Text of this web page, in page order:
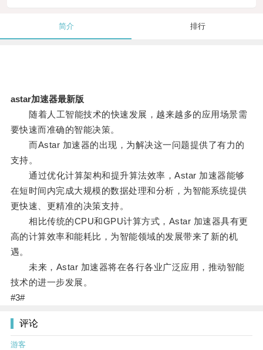
简介 排行
astar加速器最新版
随着人工智能技术的快速发展，越来越多的应用场景需
要快速而准确的智能决策。
而Astar 加速器的出现，为解决这一问题提供了有力的
支持。
通过优化计算架构和提升算法效率，Astar 加速器能够
在短时间内完成大规模的数据处理和分析，为智能系统提供
更快速、更精准的决策支持。
相比传统的CPU和GPU计算方式，Astar 加速器具有更
高的计算效率和能耗比，为智能领域的发展带来了新的机
遇。
未来，Astar 加速器将在各行各业广泛应用，推动智能
技术的进一步发展。
#3#
评论
游客